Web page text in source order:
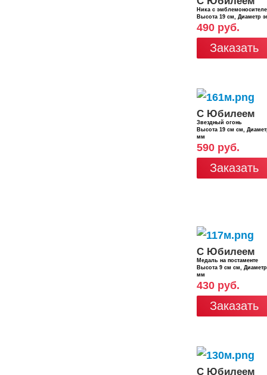
Ника с
Высота 19 см, Диаметр
490 руб.
Заказать
С Юбилеем
Звездный огонь
Высота 19 см см,
мм
590 руб.
Заказать
С Юбилеем
Медаль на постаменте
Высота 9 см см,
мм
430 руб.
Заказать
С Юбилеем